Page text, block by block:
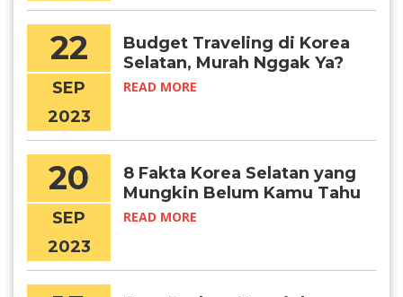
22
SEP
2023
Budget Traveling di Korea
Selatan, Murah Nggak Ya?
READ MORE
20
SEP
2023
8 Fakta Korea Selatan yang
Mungkin Belum Kamu Tahu
READ MORE